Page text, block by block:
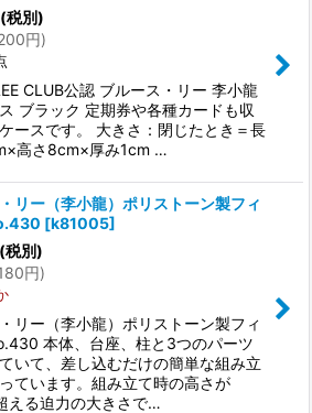
(税別)
円)
CLUB公認 ブルース・リー 李小龍
ブラック 定期券や各種カードも収
ースです。 大きさ：閉じたとき＝長
高さ8cm×厚み1cm …
リー（李小龍）ポリストーン製フィ
[k81005]
(税別)
円)
リー（李小龍）ポリストーン製フィ
本体、台座、柱と3つのパーツ
いて、差し込むだけの簡単な組み立
ています。組み立て時の高さが
える迫力の大きさで…